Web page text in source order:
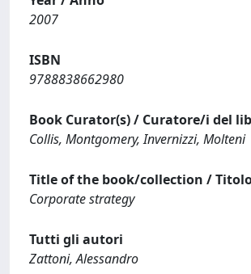
2007
ISBN
9788838662980
Book Curator(s) / Curatore/i del
Collis, Montgomery, Invernizzi, Molteni
Title of the book/collection /
Corporate strategy
Tutti gli autori
Zattoni, Alessandro